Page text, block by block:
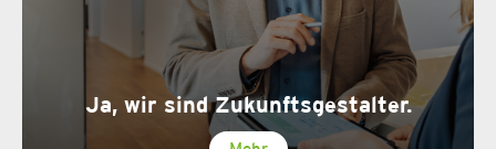
Ja, wir sind Zukunftsgestalter.